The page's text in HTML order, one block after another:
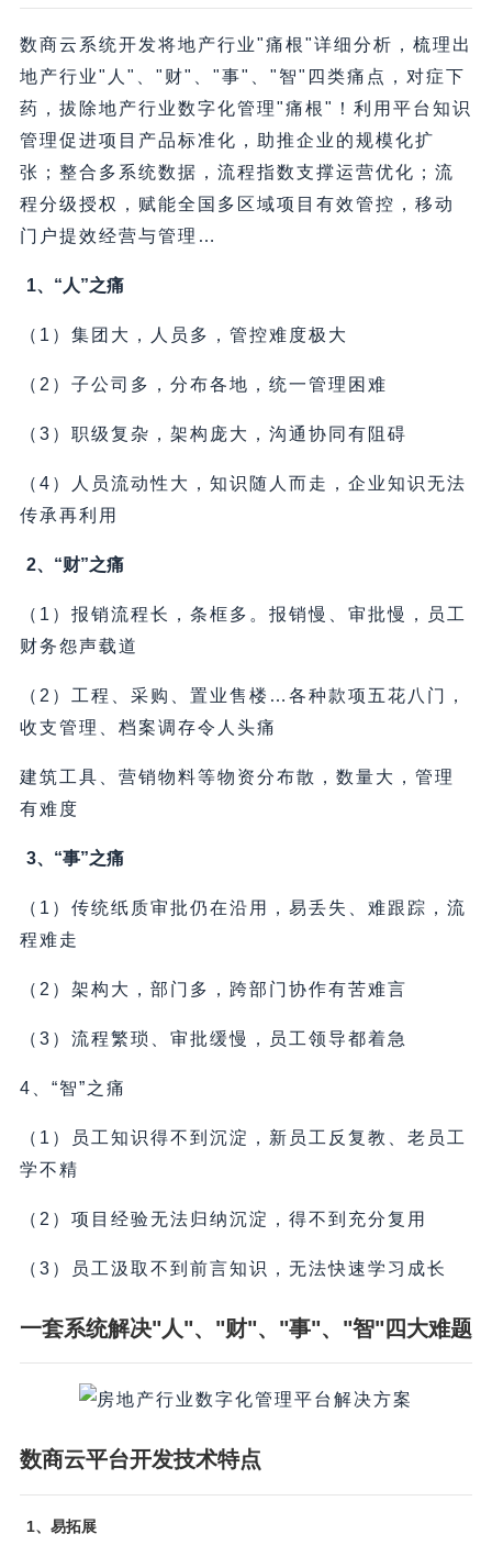
数商云系统开发将地产行业"痛根"详细分析，梳理出
地产行业"人"、"财"、"事"、"智"四类痛点，对症下
药，拔除地产行业数字化管理"痛根"！利用平台知识
管理促进项目产品标准化，助推企业的规模化扩
张；整合多系统数据，流程指数支撑运营优化；流
程分级授权，赋能全国多区域项目有效管控，移动
门户提效经营与管理…
1、“人”之痛
（1）集团大，人员多，管控难度极大
（2）子公司多，分布各地，统一管理困难
（3）职级复杂，架构庞大，沟通协同有阻碍
（4）人员流动性大，知识随人而走，企业知识无法
传承再利用
2、“财”之痛
（1）报销流程长，条框多。报销慢、审批慢，员工
财务怨声载道
（2）工程、采购、置业售楼…各种款项五花八门，
收支管理、档案调存令人头痛
建筑工具、营销物料等物资分布散，数量大，管理
有难度
3、“事”之痛
（1）传统纸质审批仍在沿用，易丢失、难跟踪，流
程难走
（2）架构大，部门多，跨部门协作有苦难言
（3）流程繁琐、审批缓慢，员工领导都着急
4、“智”之痛
（1）员工知识得不到沉淀，新员工反复教、老员工
学不精
（2）项目经验无法归纳沉淀，得不到充分复用
（3）员工汲取不到前言知识，无法快速学习成长
一套系统解决"人"、"财"、"事"、"智"四大难题
数商云平台开发技术特点
1、易拓展